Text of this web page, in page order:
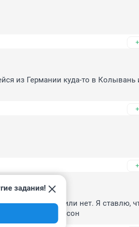
из Германии куда-то в Колывань
- перезимуют или нет. Я ставлю,
как страшный сон
задания!